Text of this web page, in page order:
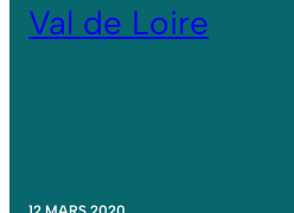
Val de Loire